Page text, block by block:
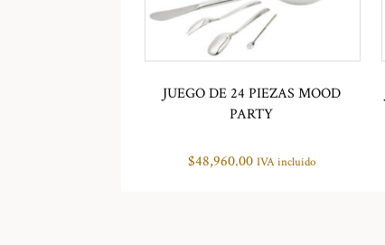
JUEGO DE 24 PIEZAS MOOD
PARTY
$48,960.00 IVA incluido